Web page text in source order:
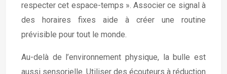
respecter cet espace-temps ». Associer ce signal à
des horaires fixes aide à créer une routine
prévisible pour tout le monde.
Au-delà de l’environnement physique, la bulle est
aussi sensorielle. Utiliser des écouteurs à réduction